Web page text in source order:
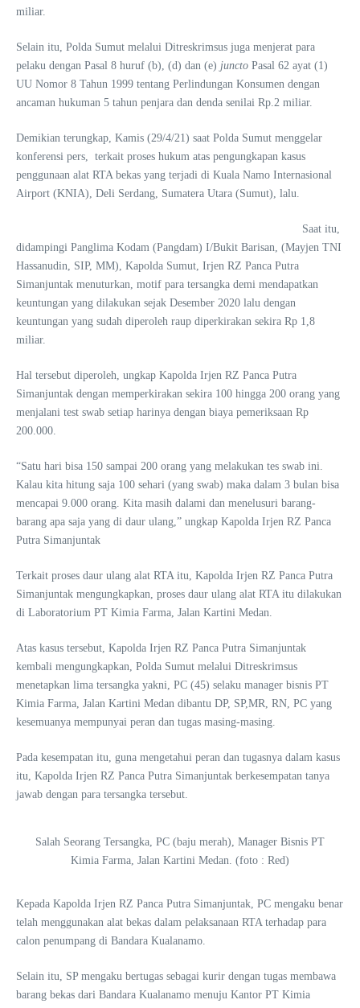
miliar.
Selain itu, Polda Sumut melalui Ditreskrimsus juga menjerat para
pelaku dengan Pasal 8 huruf (b), (d) dan (e) juncto Pasal 62 ayat (1)
UU Nomor 8 Tahun 1999 tentang Perlindungan Konsumen dengan
ancaman hukuman 5 tahun penjara dan denda senilai Rp.2 miliar.
Demikian terungkap, Kamis (29/4/21) saat Polda Sumut menggelar
konferensi pers, terkait proses hukum atas pengungkapan kasus
penggunaan alat RTA bekas yang terjadi di Kuala Namo Internasional
Airport (KNIA), Deli Serdang, Sumatera Utara (Sumut), lalu.
Saat itu,
didampingi Panglima Kodam (Pangdam) I/Bukit Barisan, (Mayjen TNI
Hassanudin, SIP, MM), Kapolda Sumut, Irjen RZ Panca Putra
Simanjuntak menuturkan, motif para tersangka demi mendapatkan
keuntungan yang dilakukan sejak Desember 2020 lalu dengan
keuntungan yang sudah diperoleh raup diperkirakan sekira Rp 1,8
miliar.
Hal tersebut diperoleh, ungkap Kapolda Irjen RZ Panca Putra
Simanjuntak dengan memperkirakan sekira 100 hingga 200 orang yang
menjalani test swab setiap harinya dengan biaya pemeriksaan Rp
200.000.
“Satu hari bisa 150 sampai 200 orang yang melakukan tes swab ini.
Kalau kita hitung saja 100 sehari (yang swab) maka dalam 3 bulan bisa
mencapai 9.000 orang. Kita masih dalami dan menelusuri barang-
barang apa saja yang di daur ulang,” ungkap Kapolda Irjen RZ Panca
Putra Simanjuntak
Terkait proses daur ulang alat RTA itu, Kapolda Irjen RZ Panca Putra
Simanjuntak mengungkapkan, proses daur ulang alat RTA itu dilakukan
di Laboratorium PT Kimia Farma, Jalan Kartini Medan.
Atas kasus tersebut, Kapolda Irjen RZ Panca Putra Simanjuntak
kembali mengungkapkan, Polda Sumut melalui Ditreskrimsus
menetapkan lima tersangka yakni, PC (45) selaku manager bisnis PT
Kimia Farma, Jalan Kartini Medan dibantu DP, SP,MR, RN, PC yang
kesemuanya mempunyai peran dan tugas masing-masing.
Pada kesempatan itu, guna mengetahui peran dan tugasnya dalam kasus
itu, Kapolda Irjen RZ Panca Putra Simanjuntak berkesempatan tanya
jawab dengan para tersangka tersebut.
Salah Seorang Tersangka, PC (baju merah), Manager Bisnis PT
Kimia Farma, Jalan Kartini Medan. (foto : Red)
Kepada Kapolda Irjen RZ Panca Putra Simanjuntak, PC mengaku benar
telah menggunakan alat bekas dalam pelaksanaan RTA terhadap para
calon penumpang di Bandara Kualanamo.
Selain itu, SP mengaku bertugas sebagai kurir dengan tugas membawa
barang bekas dari Bandara Kualanamo menuju Kantor PT Kimia